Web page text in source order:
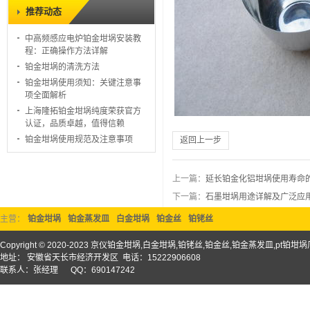
推荐动态
中高频感应电炉铂金坩埚安装教
程：正确操作方法详解
铂金坩埚的清洗方法
铂金坩埚使用须知：关键注意事
项全面解析
上海隆拓铂金坩埚纯度荣获官方
认证，品质卓越，值得信赖
铂金坩埚使用规范及注意事项
返回上一步
上一篇： 延长铂金化铝坩埚使用寿命
下一篇：石墨坩埚用途详解及广泛应
主营： 铂金坩埚 铂金蒸发皿 白金坩埚 铂金丝 铂铑丝
Copyright © 2020-2023 京仪铂金坩埚,白金坩埚,铂铑丝,铂金丝,铂金蒸发皿,pt铂坩埚
地址： 安徽省天长市经济开发区 电话：15222906608
联系人：张经理 QQ：690147242